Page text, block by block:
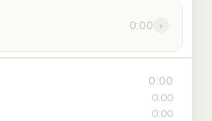
0:00 ›
0:00
0:00
0:00